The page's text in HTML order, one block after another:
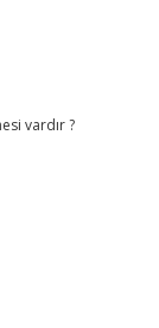
vardır ?